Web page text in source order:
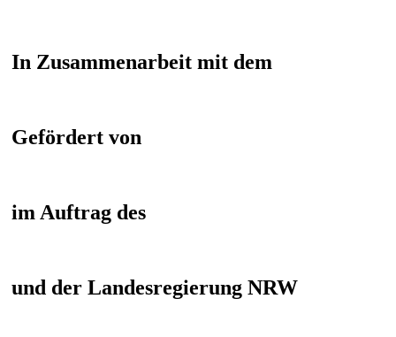
In Zusammenarbeit mit dem
Gefördert von
im Auftrag des
und der Landesregierung NRW